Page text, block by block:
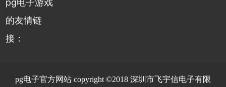
pg电子游戏
的友情链
接：
pg电子官方网站 copyright ©2018 深圳市飞宇信电子有限